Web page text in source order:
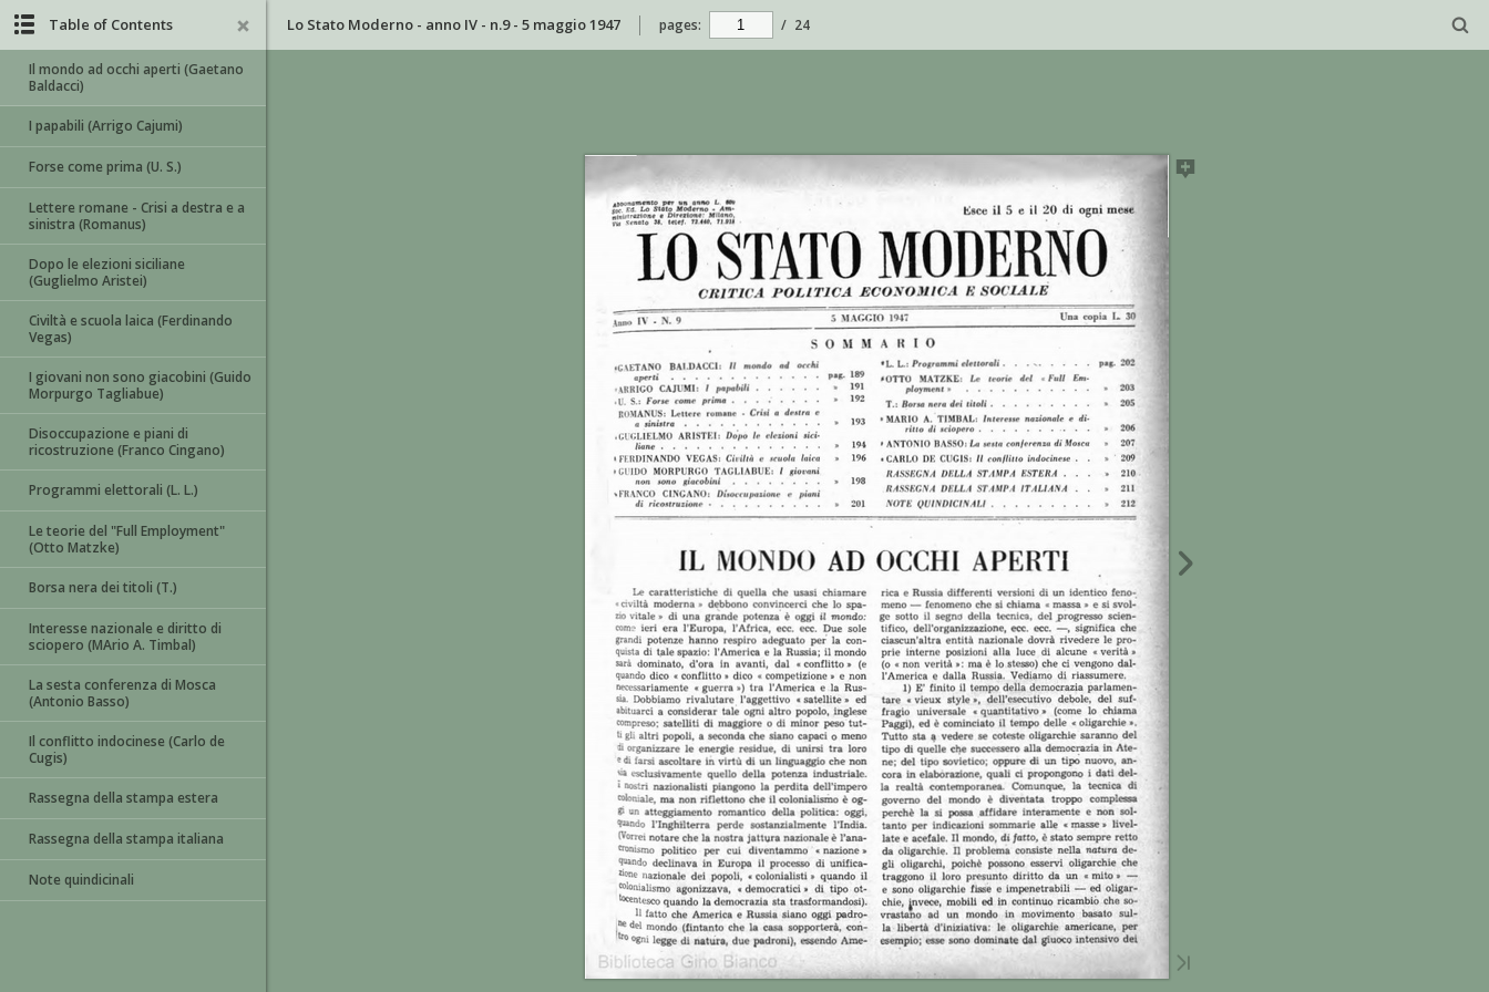
Lo Stato Moderno - anno IV - n.9 - 5 maggio 1947 pages: / 24
Table of Contents
Il mondo ad occhi aperti (Gaetano
Baldacci)
I papabili (Arrigo Cajumi)
Forse come prima (U. S.)
Lettere romane - Crisi a destra e a
sinistra (Romanus)
Dopo le elezioni siciliane
(Guglielmo Aristei)
Civiltà e scuola laica (Ferdinando
Vegas)
I giovani non sono giacobini (Guido
Morpurgo Tagliabue)
Disoccupazione e piani di
ricostruzione (Franco Cingano)
Programmi elettorali (L. L.)
Le teorie del "Full Employment"
(Otto Matzke)
Borsa nera dei titoli (T.)
Interesse nazionale e diritto di
sciopero (MArio A. Timbal)
La sesta conferenza di Mosca
(Antonio Basso)
Il conflitto indocinese (Carlo de
Cugis)
Rassegna della stampa estera
Rassegna della stampa italiana
Note quindicinali